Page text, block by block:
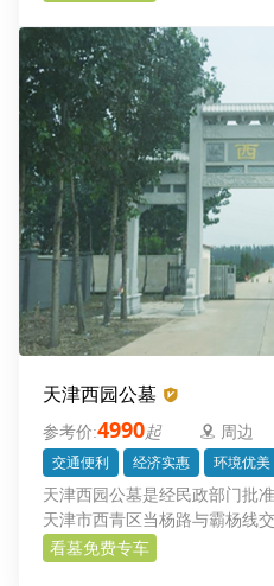
天津西园公墓
4990起 周边
交通便利 经济实惠 环境优美
天津西园公墓是经民政部门批
天津市西青区当杨路与霸杨线
路3公里处，距离天津南站西行
还是比较便捷，另外整体环境
看墓免费专车